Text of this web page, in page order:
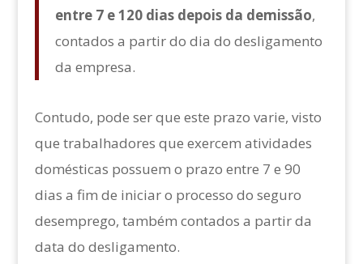
entre 7 e 120 dias depois da demissão,
contados a partir do dia do desligamento
da empresa.
Contudo, pode ser que este prazo varie, visto
que trabalhadores que exercem atividades
domésticas possuem o prazo entre 7 e 90
dias a fim de iniciar o processo do seguro
desemprego, também contados a partir da
data do desligamento.